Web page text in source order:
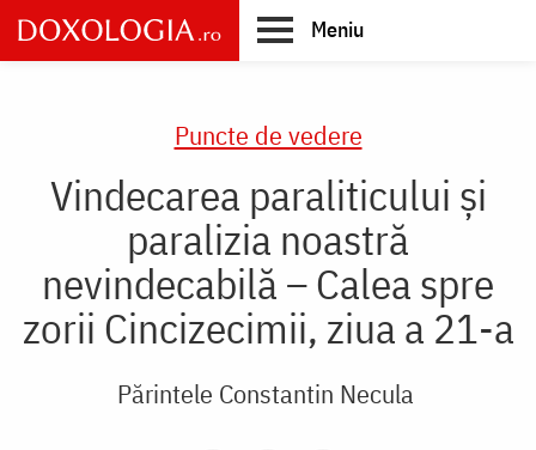
Skip
to
main
Meniu
Puncte de vedere
Vindecarea paraliticului și
paralizia noastră
nevindecabilă – Calea spre
zorii Cincizecimii, ziua a 21-a
Părintele Constantin Necula